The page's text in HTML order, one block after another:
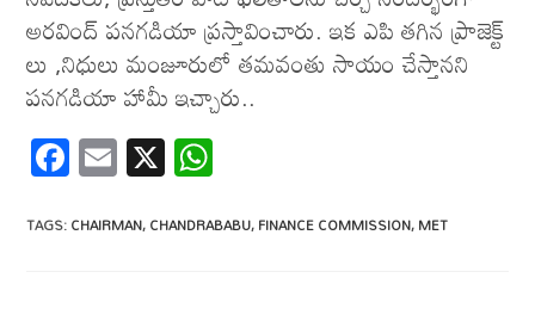
అరవింద్‌ పనగడియా ప్రస్తావించారు. ఇక ఎపి త‌గిన ప్రాజెక్ట్
లు ,నిధులు మంజూరులో త‌మ‌వంతు సాయం చేస్తాన‌ని
ప‌న‌గ‌డియా హామీ ఇచ్చారు..
F
ac
e
E
m
ail
X
at
TAGS:CHAIRMAN,CHANDRABABU,FINANCE COMMISSION,MET